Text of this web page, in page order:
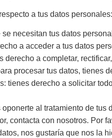
a tus datos personales:
necesitan tus datos
a acceder a tus datos
derecho a completar,
procesar tus datos, tienes
tienes derecho a solicitar
al tratamiento de
contacta con nosotros. Por
nos gustaría que nos la